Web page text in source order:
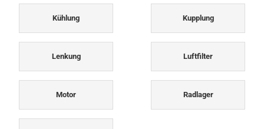
Kühlung Kupplung
Lenkung Luftfilter
Motor Radlager